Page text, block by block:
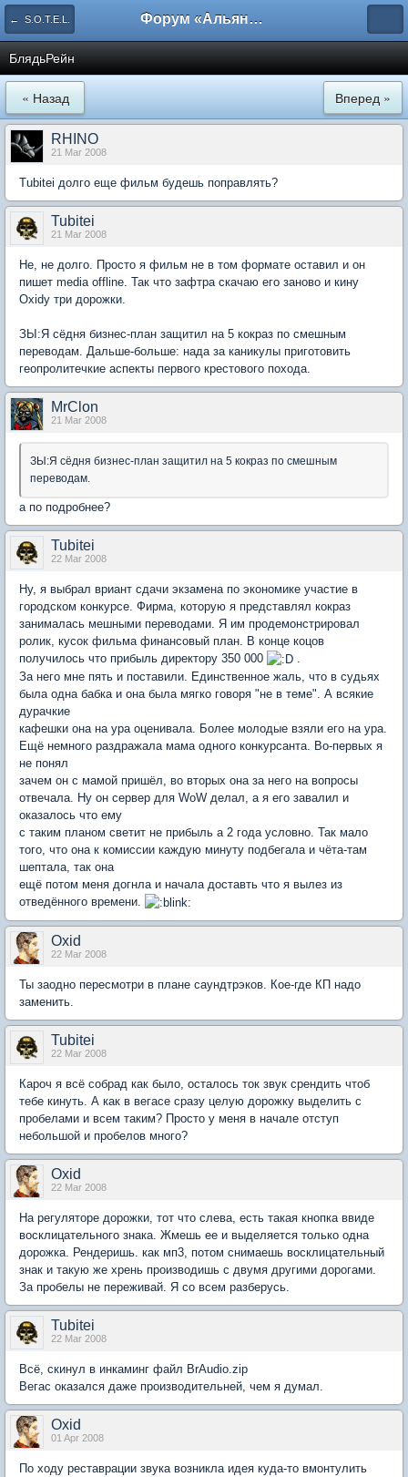
← S.O.T.E.L. Форум «Альянса вольных переводчиков»
БлядьРейн
« Назад Вперед »
RHINO
21 Mar 2008
Tubitei долго еще фильм будешь поправлять?
Tubitei
21 Mar 2008
Не, не долго. Просто я фильм не в том формате оставил и он
пишет media offline. Так что зафтра скачаю его заново и кину
Oxidy три дорожки.
ЗЫ:Я сёдня бизнес-план защитил на 5 кокраз по смешным
переводам. Дальше-больше: нада за каникулы приготовить
геопролитечкие аспекты первого крестового похода.
MrClon
21 Mar 2008
ЗЫ:Я сёдня бизнес-план защитил на 5 кокраз по смешным
переводам.
а по подробнее?
Tubitei
22 Mar 2008
Ну, я выбрал вриант сдачи экзамена по экономике участие в
городском конкурсе. Фирма, которую я представлял кокраз
занималась мешными переводами. Я им продемонстрировал
ролик, кусок фильма финансовый план. В конце коцов
получилось что прибыль директору 350 000
.
За него мне пять и поставили. Единственное жаль, что в судьях
была одна бабка и она была мягко говоря "не в теме". А всякие
дурачкие
кафешки она на ура оценивала. Более молодые взяли его на ура.
Ещё немного раздражала мама одного конкурсанта. Во-первых я
не понял
зачем он с мамой пришёл, во вторых она за него на вопросы
отвечала. Ну он сервер для WoW делал, а я его завалил и
оказалось что ему
с таким планом светит не прибыль а 2 года условно. Так мало
того, что она к комиссии каждую минуту подбегала и чёта-там
шептала, так она
ещё потом меня догнла и начала доставть что я вылез из
отведённого времени.
Oxid
22 Mar 2008
Ты заодно пересмотри в плане саундтрэков. Кое-где КП надо
заменить.
Tubitei
22 Mar 2008
Кароч я всё собрад как было, осталось ток звук срендить чтоб
тебе кинуть. А как в вегасе сразу целую дорожку выделить с
пробелами и всем таким? Просто у меня в начале отступ
небольшой и пробелов много?
Oxid
22 Mar 2008
На регуляторе дорожки, тот что слева, есть такая кнопка ввиде
восклицательного знака. Жмешь ее и выделяется только одна
дорожка. Рендеришь. как мп3, потом снимаешь восклицательный
знак и такую же хрень производишь с двумя другими дорогами.
За пробелы не переживай. Я со всем разберусь.
Tubitei
22 Mar 2008
Всё, скинул в инкаминг файл BrAudio.zip
Вегас оказался даже производительней, чем я думал.
Oxid
01 Apr 2008
По ходу реставрации звука возникла идея куда-то вмонтулить